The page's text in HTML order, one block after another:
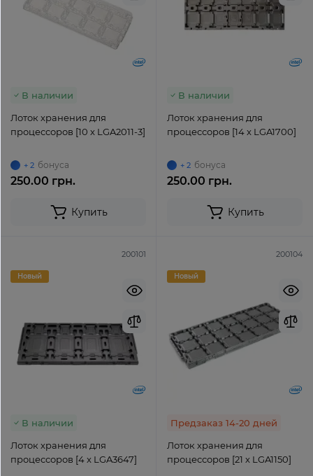
В наличии
Лоток хранения для
процессоров [10 x LGA2011-3]
+ 2 бонуса
250.00 грн.
Купить
В наличии
Лоток хранения для
процессоров [14 x LGA1700]
+ 2 бонуса
250.00 грн.
Купить
200101
Новый
В наличии
Лоток хранения для
процессоров [4 x LGA3647]
200104
Новый
Предзаказ 14-20 дней
Лоток хранения для
процессоров [21 x LGA1150]